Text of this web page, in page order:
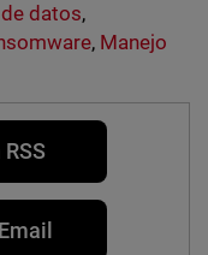
datos,
, Manejo